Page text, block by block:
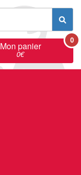
Mon panier
0€
0